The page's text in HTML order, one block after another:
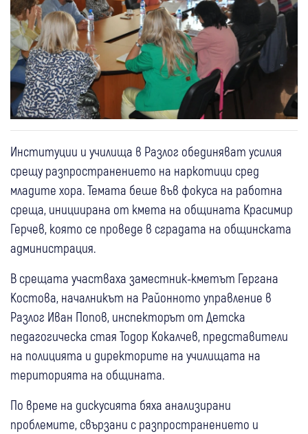
Институции и училища в Разлог обединяват усилия
срещу разпространението на наркотици сред
младите хора. Темата беше във фокуса на работна
среща, инициирана от кмета на общината Красимир
Герчев, която се проведе в сградата на общинската
администрация.
В срещата участваха заместник-кметът Гергана
Костова, началникът на Районното управление в
Разлог Иван Попов, инспекторът от Детска
педагогическа стая Тодор Кокалчев, представители
на полицията и директорите на училищата на
територията на общината.
По време на дискусията бяха анализирани
проблемите, свързани с разпространението и